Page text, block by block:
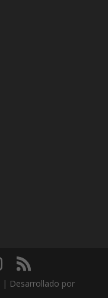
| Desarrollado por